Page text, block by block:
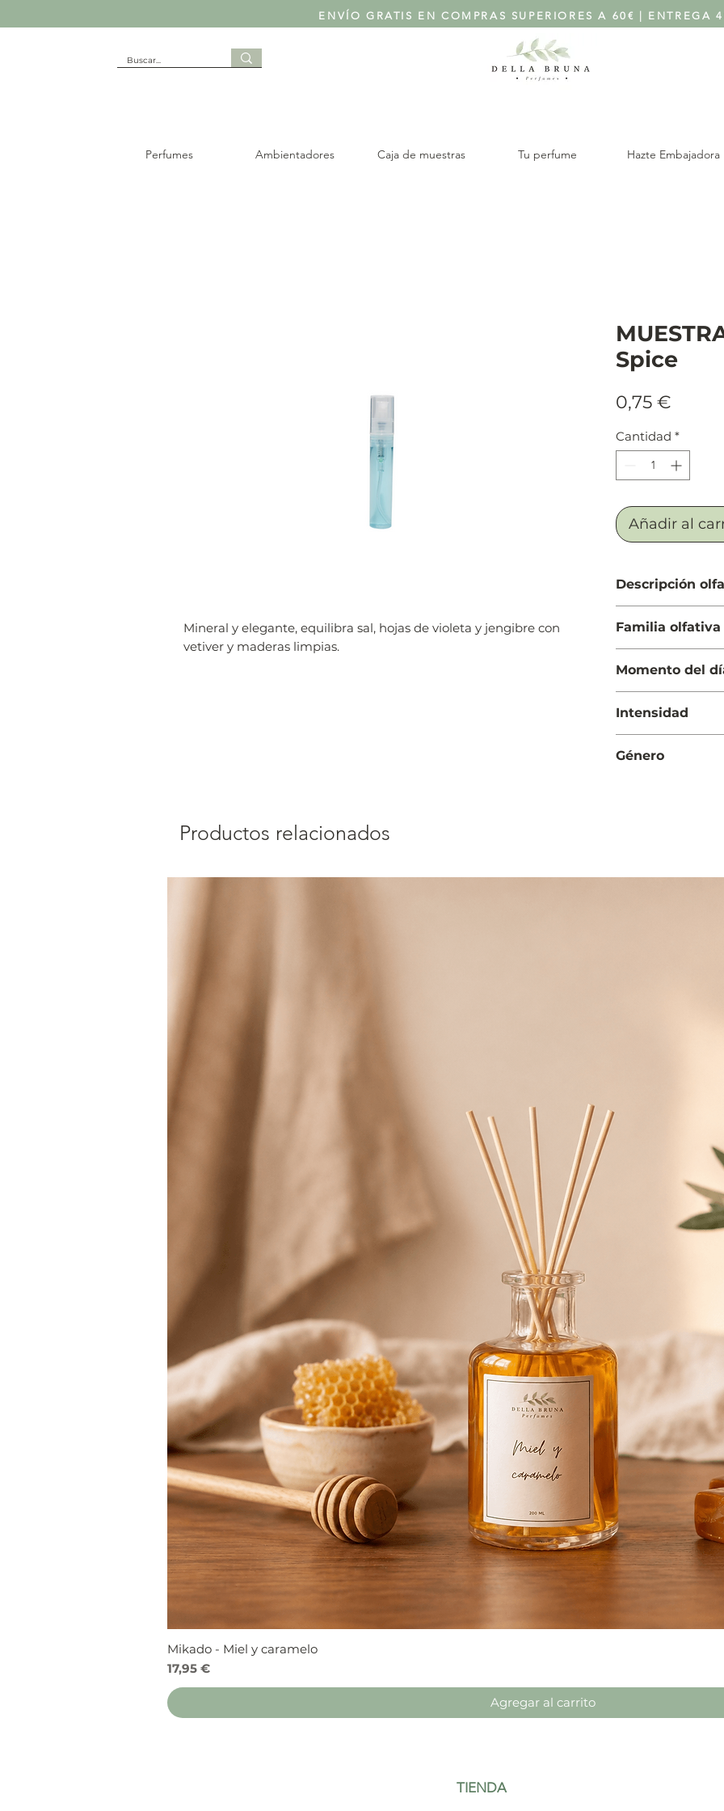
ENVÍO GRATIS EN COMPRAS SUPERIORES A 60€ | ENTREGA
Perfumes Ambientadores Caja de muestras Tu perfume Hazte Embajadora
Mineral y elegante, equilibra sal, hojas de violeta y jengibre con
vetiver y maderas limpias.
Spice
0,75 €
Cantidad *
Añadir al
Descripción
Cuerpo: Jengibre,
Fondo:
Familia olfativa
Momento del
Intensidad
Género
Productos relacionados
Mikado - Miel y caramelo
Precio
17,95 €
Agregar al carrito
TIENDA